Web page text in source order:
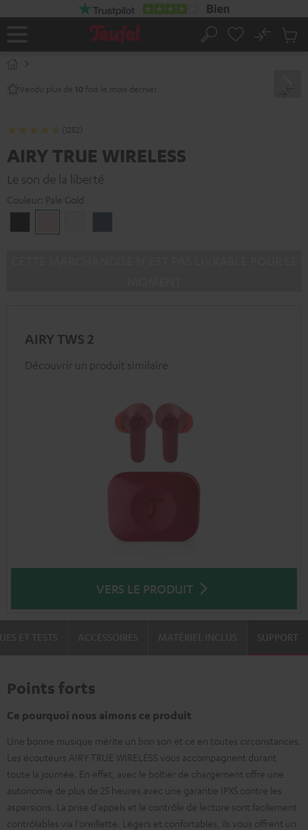
Page
Rechercher
No
Vendu plus de 10 fois le mois dernier.
(1252)
AIRY TRUE WIRELESS
Le son de la liberté
Couleur: Pale Gold
Black Gold
White
AIRY TWS 2
Découvrir un produit similaire
VERS LE PRODUIT
SUPPORT
Points forts
Ce pourquoi nous aimons ce produit
Une bonne musique mérite un bon son et ce en toutes circonstances.
Les écouteurs AIRY TRUE WIRELESS vous accompagnent durant
toute la journée. En effet, avec le boîtier de chargement offre une
autonomie de plus de 25 heures avec une garantie IPX5 contre les
aspersions. La prise d'appels et le contrôle de lecture sont facilement
contrôlables via l'oreillette. Légers et confortables, ils vous offrent un